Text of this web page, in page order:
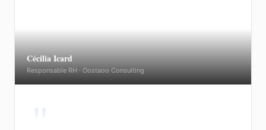
Cécilia Icard
Responsable RH · Oostaoo Consulting